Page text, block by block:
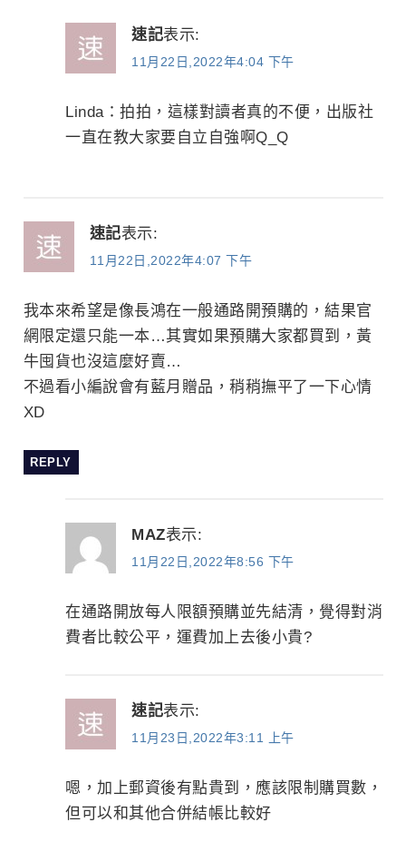
速記表示:
11月22日,2022年4:04 下午
Linda：拍拍，這樣對讀者真的不便，出版社
一直在教大家要自立自強啊Q_Q
速記表示:
11月22日,2022年4:07 下午
我本來希望是像長鴻在一般通路開預購的，結果官
網限定還只能一本…其實如果預購大家都買到，黃
牛囤貨也沒這麼好賣…
不過看小編說會有藍月贈品，稍稍撫平了一下心情
XD
REPLY
MAZ表示:
11月22日,2022年8:56 下午
在通路開放每人限額預購並先結清，覺得對消
費者比較公平，運費加上去後小貴?
速記表示:
11月23日,2022年3:11 上午
嗯，加上郵資後有點貴到，應該限制購買數，
但可以和其他合併結帳比較好